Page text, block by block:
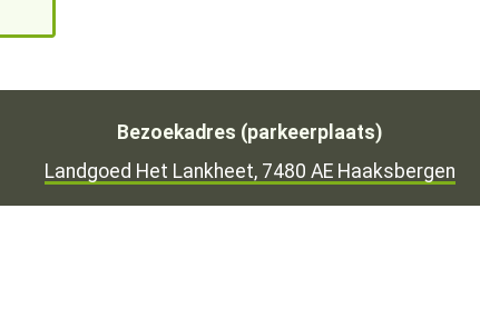
Bezoekadres (parkeerplaats)
Landgoed Het Lankheet, 7480 AE Haaksbergen